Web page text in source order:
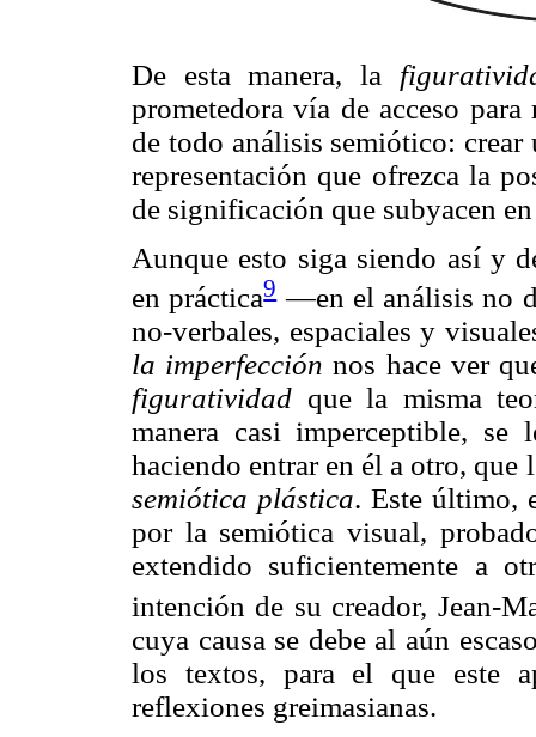
De esta manera, la
prometedora vía de acceso
de todo análisis semiótico:
representación que ofrezca la
de significación que subyacen
Aunque esto siga siendo así y
en práctica9—en el análisis no
no-verbales, espaciales y
la imperfección nos hace ver
figuratividad que la misma
manera casi imperceptible,
haciendo entrar en él a otro,
semiótica plástica. Este último,
por la semiótica visual,
extendido suficientemente a
intención de su creador, Jean-
cuya causa se debe al aún
los textos, para el que este
reflexiones greimasianas.